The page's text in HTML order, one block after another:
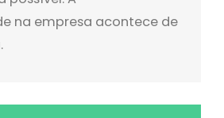
na empresa acontece de